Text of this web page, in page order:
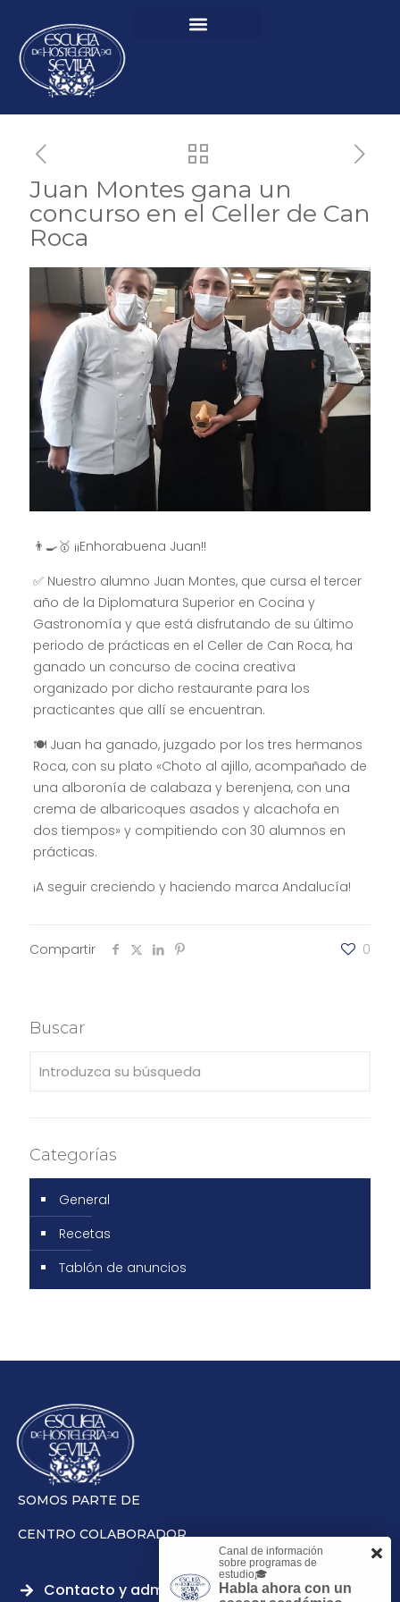
Juan Montes gana un
concurso en el Celler de Can
Roca
👨‍🍳🥇 ¡¡Enhorabuena Juan!!
✅ Nuestro alumno Juan Montes, que cursa el tercer
año de la Diplomatura Superior en Cocina y
Gastronomía y que está disfrutando de su último
periodo de prácticas en el Celler de Can Roca, ha
ganado un concurso de cocina creativa
organizado por dicho restaurante para los
practicantes que allí se encuentran.
🍽 Juan ha ganado, juzgado por los tres hermanos
Roca, con su plato «Choto al ajillo, acompañado de
una alboronía de calabaza y berenjena, con una
crema de albaricoques asados y alcachofa en
dos tiempos» y compitiendo con 30 alumnos en
prácticas.
¡A seguir creciendo y haciendo marca Andalucía!
Compartir 0
Buscar
Categorías
General
Recetas
Tablón de anuncios
SOMOS PARTE DE
CENTRO COLABORADOR
Contacto y admisiones
Canal de información
sobre programas de
estudio🎓
Habla ahora con un